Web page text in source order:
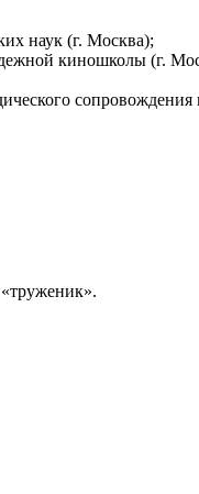
наук (г. Москва);
киношколы (г.